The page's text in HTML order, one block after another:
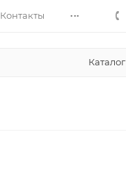
Контакты ...
Каталог